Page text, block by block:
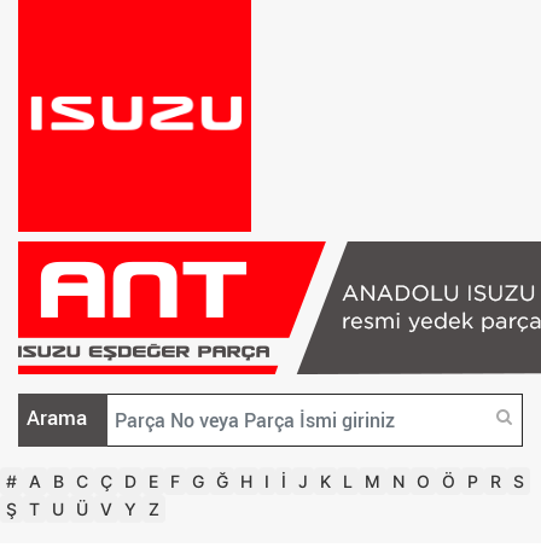
Arama
# A B C Ç D E F G Ğ H I İ J K L M N O Ö P R S
Ş T U Ü V Y Z